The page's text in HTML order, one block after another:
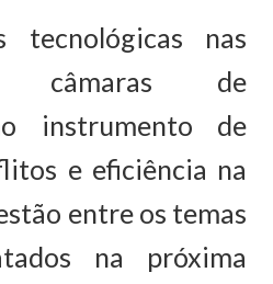
tecnológicas nas
câmaras de
instrumento de
e eficiência na
entre os temas
na próxima